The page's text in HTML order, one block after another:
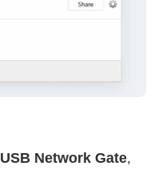
USB Network Gate,